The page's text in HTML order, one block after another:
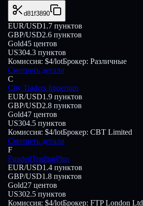
d81f3890
EUR/USD1.7 пунктов
GBP/USD2.6 пунктов
Gold45 центов
US304.3 пунктов
Комиссия: $4/lotБрокер: Различные
Смотреть детали
C
City Traders Imperium
EUR/USD1.9 пунктов
GBP/USD2.8 пунктов
Gold47 центов
US304.5 пунктов
Комиссия: $4/lotБрокер: CBT Limited
Смотреть детали
F
FundedTradingPlus
EUR/USD1.4 пунктов
GBP/USD1.8 пунктов
Gold27 центов
US302.5 пунктов
Комиссия: $4/lotБрокер: FTP London Ltd